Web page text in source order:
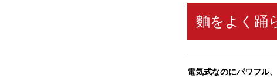
麵をよく踊
電気式なのにパワフル